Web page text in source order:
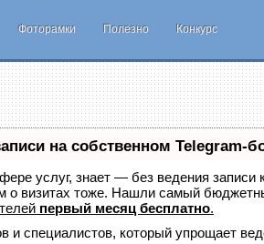
Фоторамки Полезно Конкурс
на собственном Telegram-
услуг, знает — без ведения
о визитах тоже. Нашли самый
первый месяц бесплатно.
и специалистов, который упрощает